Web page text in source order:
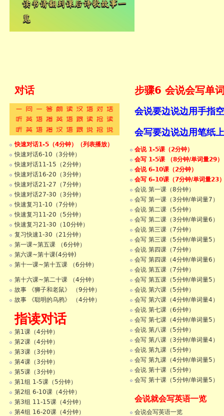
对话
快速对话1-5（4分钟）（列表播放）
快速对话6-10（3分钟）
快速对话11-15（2分钟）
快速对话16-20（3分钟）
快速对话21-27（7分钟）
快速对话27-30（3分钟）
快速复习1-10（7分钟）
快速复习11-20（5分钟）
快速复习21-30（10分钟）
复习快速1-30（21分钟）
第一课~第五课 （6分钟）
第六课~第十课(4分钟)
第十一课~第十五课 （6分钟）
第十六课~第二十课 （4分钟）
故事 《狮子和老鼠》 （9分钟）
故事 《聪明的乌鸦》 （4分钟）
指读对话
第1课（4分钟）
第2课（4分钟）
第3课（3分钟）
第4课（3分钟）
第5课（3分钟）
第1组 1-5课（5分钟）
第2组 6-10课（4分钟）
第3组 11-15课（4分钟）
第4组 16-20课（4分钟）
步骤6 会说会写单
会说要边说边用手指
会写要边说边用笔纸
会说 1-5课（2分钟）
会写 1-5课 （8分钟/单词量29）
会说 6-10课（2分钟）
会写 6-10课（7分钟/单词量23
会说 第一课（8分钟）
会写 第一课（3分钟/单词量7）
会说 第二课（5分钟）
会写 第二课（3分钟/单词量6）
会说 第三课（7分钟）
会写 第三课（5分钟/单词量5）
会说 第四课（7分钟）
会写 第四课（4分钟/单词量6）
会说 第五课（7分钟）
会写 第五课（5分钟/单词量5）
会说 第六课（5分钟）
会写 第六课（4分钟/单词量4）
会说 第七课（6分钟）
会写 第七课（4分钟/单词量5）
会说 第八课（5分钟）
会写 第八课（3分钟/单词量4）
会说 第九课（5分钟）
会写 第九课（4分钟/单词量5）
会说 第十课（5分钟）
会写 第十课（5分钟/单词量5）
会说就会写英语一览
会说会写英语一览